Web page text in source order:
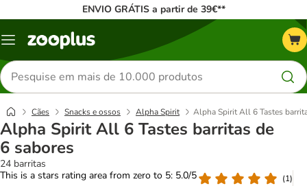
ENVIO GRÁTIS a partir de 39€**
Menu
Pesquisar
produtos
Cães Snacks e ossos Alpha Spirit Alpha Spirit All 6 Tastes
Alpha Spirit All 6 Tastes barritas de
6 sabores
24 barritas
This is a stars rating area from zero to 5: 5.0/5
(1)